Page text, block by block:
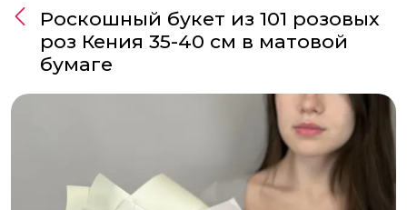
Роскошный букет из 101 розовых
роз Кения 35-40 см в матовой
бумаге